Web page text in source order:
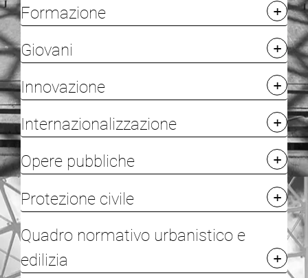
Formazione
Giovani
Innovazione
Internazionalizzazione
Opere pubbliche
Protezione civile
Quadro normativo urbanistico e
edilizia